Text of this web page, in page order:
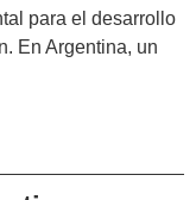
para el desarrollo
En Argentina, un